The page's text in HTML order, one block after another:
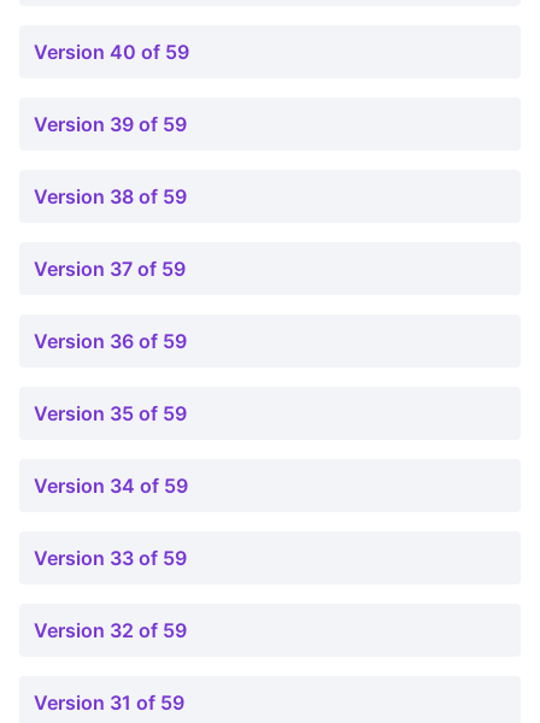
Version 40 of 59
Version 39 of 59
Version 38 of 59
Version 37 of 59
Version 36 of 59
Version 35 of 59
Version 34 of 59
Version 33 of 59
Version 32 of 59
Version 31 of 59